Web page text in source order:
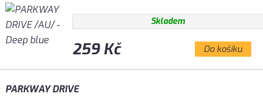
Skladem
259 Kč Do košíku
PARKWAY DRIVE